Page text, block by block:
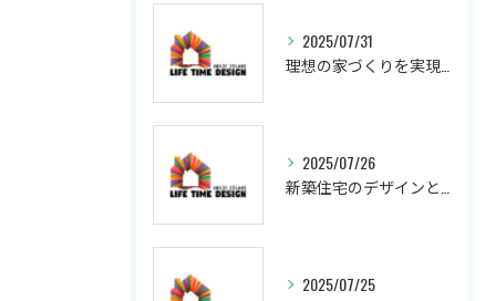
2025/07/31
2025/07/26
2025/07/25